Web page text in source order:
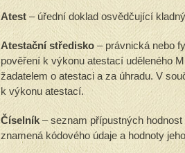
Atest – úřední doklad osvědčující
Atestační středisko – právnická nebo
pověření k výkonu atestací uděleného
žadatelem o atestaci a za úhradu. V
k výkonu atestací.
Číselník – seznam přípustných
znamená kódového údaje a hodnoty